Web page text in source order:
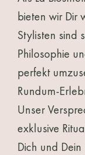
bieten wir Dir
Stylisten sind
Philosophie
perfekt
Rundum-
Unser
exklusive
Dich und